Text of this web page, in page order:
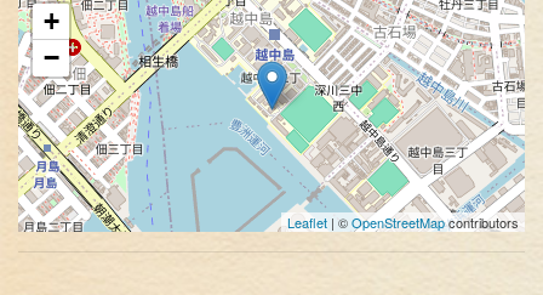
+
−
Leaflet | ©OpenStreetMapcontributors